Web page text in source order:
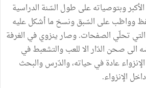
وبتوصياته على طول السّنة الدراسية
وواظب على السّبق ونسخ ما أشكل عليه
تحلّي الصفحات. وصار ينزوي في الغرفة
الى صحن الدّار الا للعب والتشعبط في
عادة في حياته، والدّرس والبحث
الإنزواء.